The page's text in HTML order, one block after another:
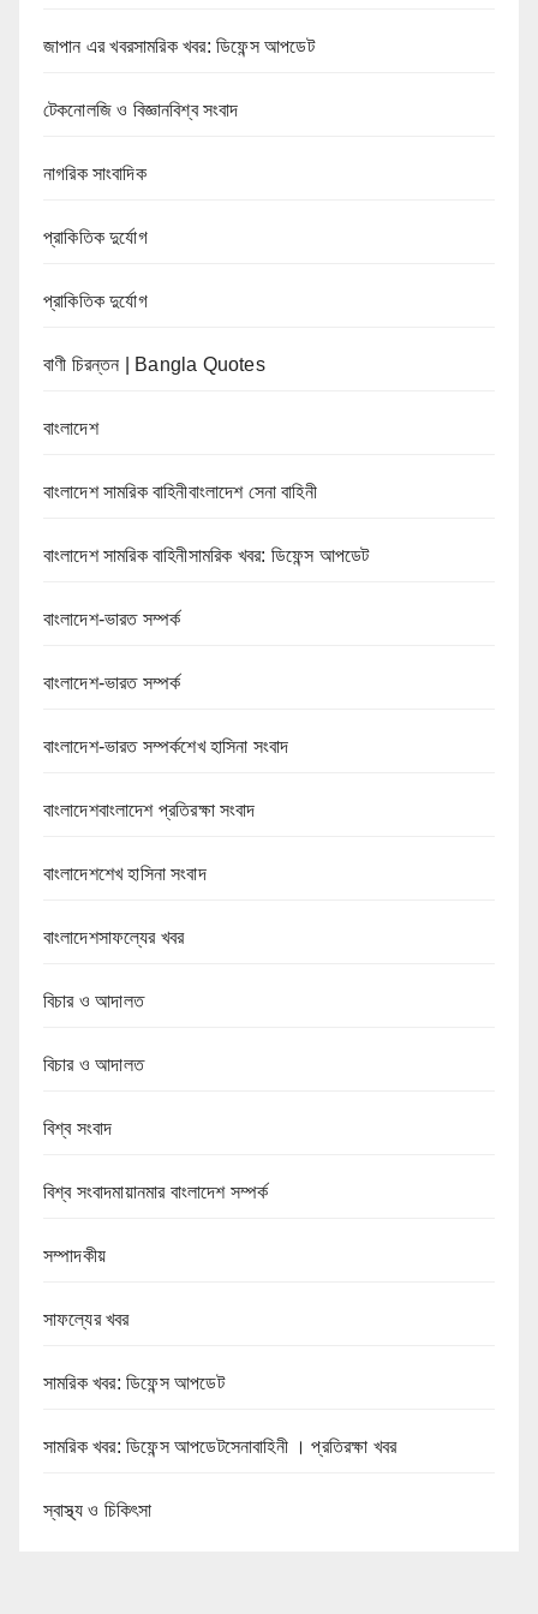
জাপান এর খবরসামরিক খবর: ডিফেন্স আপডেট
টেকনোলজি ও বিজ্ঞানবিশ্ব সংবাদ
নাগরিক সাংবাদিক
প্রাকিতিক দুর্যোগ
প্রাকিতিক দুর্যোগ
বাণী চিরন্তন | Bangla Quotes
বাংলাদেশ
বাংলাদেশ সামরিক বাহিনীবাংলাদেশ সেনা বাহিনী
বাংলাদেশ সামরিক বাহিনীসামরিক খবর: ডিফেন্স আপডেট
বাংলাদেশ-ভারত সম্পর্ক
বাংলাদেশ-ভারত সম্পর্ক
বাংলাদেশ-ভারত সম্পর্কশেখ হাসিনা সংবাদ
বাংলাদেশবাংলাদেশ প্রতিরক্ষা সংবাদ
বাংলাদেশশেখ হাসিনা সংবাদ
বাংলাদেশসাফল্যের খবর
বিচার ও আদালত
বিচার ও আদালত
বিশ্ব সংবাদ
বিশ্ব সংবাদমায়ানমার বাংলাদেশ সম্পর্ক
সম্পাদকীয়
সাফল্যের খবর
সামরিক খবর: ডিফেন্স আপডেট
সামরিক খবর: ডিফেন্স আপডেটসেনাবাহিনী । প্রতিরক্ষা খবর
স্বাস্থ্য ও চিকিৎসা